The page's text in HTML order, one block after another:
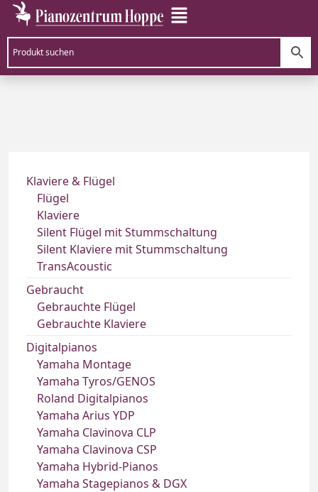
Klaviere & Flügel
Flügel
Klaviere
Silent Flügel mit Stummschaltung
Silent Klaviere mit Stummschaltung
TransAcoustic
Gebraucht
Gebrauchte Flügel
Gebrauchte Klaviere
Digitalpianos
Yamaha Montage
Yamaha Tyros/GENOS
Roland Digitalpianos
Yamaha Arius YDP
Yamaha Clavinova CLP
Yamaha Clavinova CSP
Yamaha Hybrid-Pianos
Yamaha Stagepianos & DGX